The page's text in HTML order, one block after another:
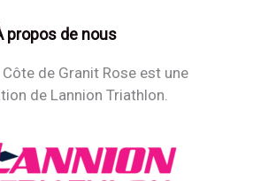
propos de nous
de Granit Rose est une
de Lannion Triathlon.